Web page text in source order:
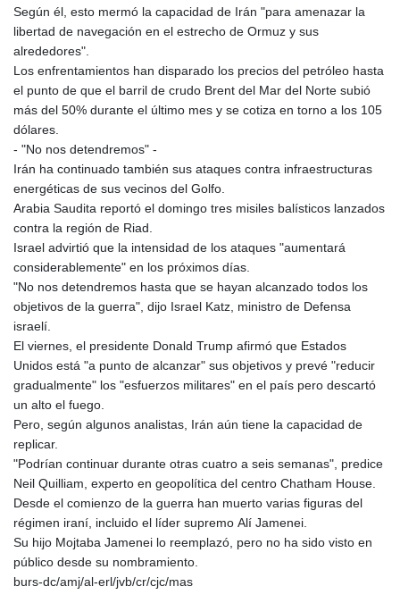
Según él, esto mermó la capacidad de Irán "para amenazar la
libertad de navegación en el estrecho de Ormuz y sus
alrededores".
Los enfrentamientos han disparado los precios del petróleo hasta
el punto de que el barril de crudo Brent del Mar del Norte subió
más del 50% durante el último mes y se cotiza en torno a los 105
dólares.
- "No nos detendremos" -
Irán ha continuado también sus ataques contra infraestructuras
energéticas de sus vecinos del Golfo.
Arabia Saudita reportó el domingo tres misiles balísticos lanzados
contra la región de Riad.
Israel advirtió que la intensidad de los ataques "aumentará
considerablemente" en los próximos días.
"No nos detendremos hasta que se hayan alcanzado todos los
objetivos de la guerra", dijo Israel Katz, ministro de Defensa
israelí.
El viernes, el presidente Donald Trump afirmó que Estados
Unidos está "a punto de alcanzar" sus objetivos y prevé "reducir
gradualmente" los "esfuerzos militares" en el país pero descartó
un alto el fuego.
Pero, según algunos analistas, Irán aún tiene la capacidad de
replicar.
"Podrían continuar durante otras cuatro a seis semanas", predice
Neil Quilliam, experto en geopolítica del centro Chatham House.
Desde el comienzo de la guerra han muerto varias figuras del
régimen iraní, incluido el líder supremo Alí Jamenei.
Su hijo Mojtaba Jamenei lo reemplazó, pero no ha sido visto en
público desde su nombramiento.
burs-dc/amj/al-erl/jvb/cr/cjc/mas